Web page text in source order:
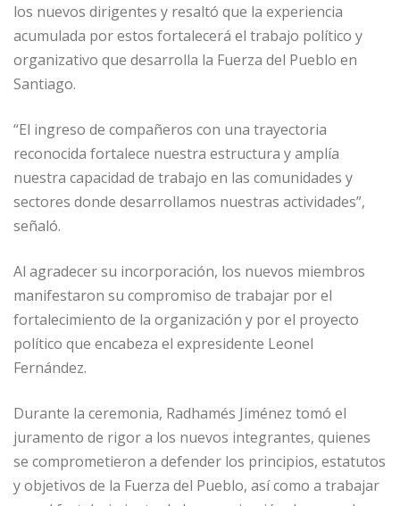
los nuevos dirigentes y resaltó que la experiencia
acumulada por estos fortalecerá el trabajo político y
organizativo que desarrolla la Fuerza del Pueblo en
Santiago.
“El ingreso de compañeros con una trayectoria
reconocida fortalece nuestra estructura y amplía
nuestra capacidad de trabajo en las comunidades y
sectores donde desarrollamos nuestras actividades”,
señaló.
Al agradecer su incorporación, los nuevos miembros
manifestaron su compromiso de trabajar por el
fortalecimiento de la organización y por el proyecto
político que encabeza el expresidente Leonel
Fernández.
Durante la ceremonia, Radhamés Jiménez tomó el
juramento de rigor a los nuevos integrantes, quienes
se comprometieron a defender los principios, estatutos
y objetivos de la Fuerza del Pueblo, así como a trabajar